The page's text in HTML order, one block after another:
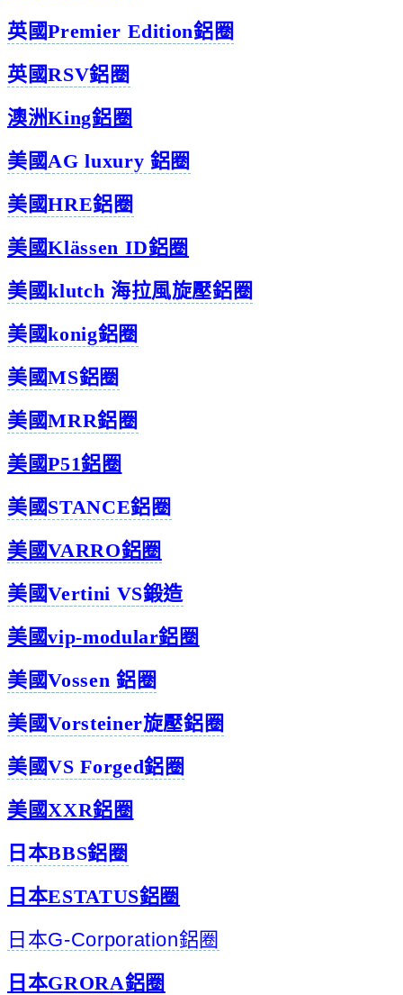
英國Premier Edition鋁圈
英國RSV鋁圈
澳洲King鋁圈
美國AG luxury 鋁圈
美國HRE鋁圈
美國Klässen ID鋁圈
美國klutch 海拉風旋壓鋁圈
美國konig鋁圈
美國MS鋁圈
美國MRR鋁圈
美國P51鋁圈
美國STANCE鋁圈
美國VARRO鋁圈
美國Vertini VS鍛造
美國vip-modular鋁圈
美國Vossen 鋁圈
美國Vorsteiner旋壓鋁圈
美國VS Forged鋁圈
美國XXR鋁圈
日本BBS鋁圈
日本ESTATUS鋁圈
日本G-Corporation鋁圈
日本GRORA鋁圈